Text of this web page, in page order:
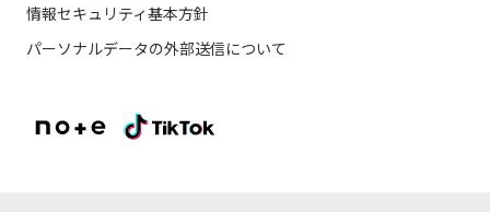
情報セキュリティ基本方針
パーソナルデータの外部送信について